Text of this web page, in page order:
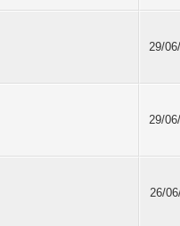
29/
29/
26/